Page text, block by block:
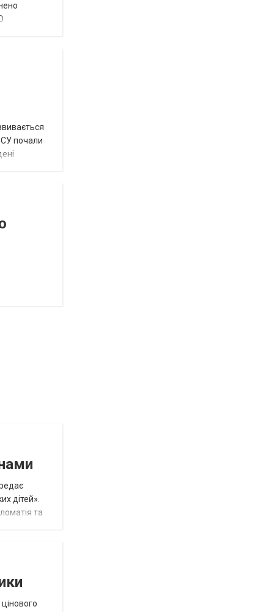
почали
дітей».
та